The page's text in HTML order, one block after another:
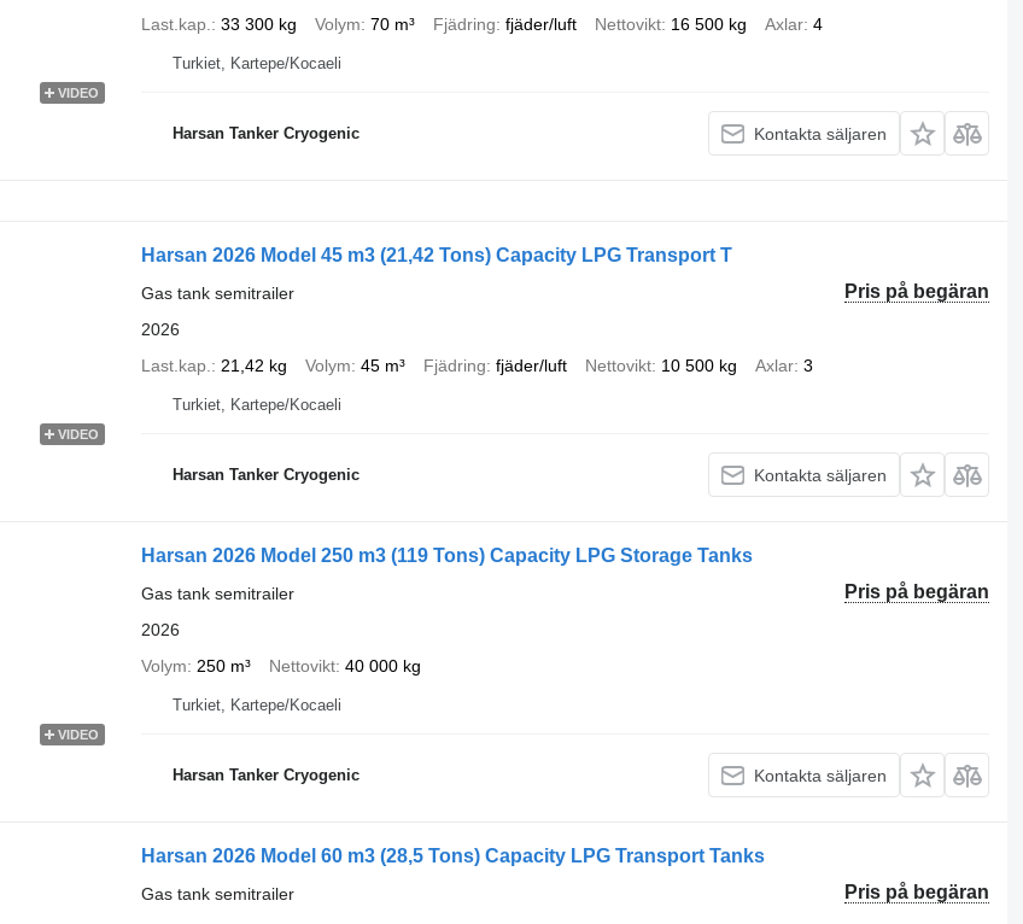
VIDEO
Last.kap. 33 300 kg Volym 70 m³ Fjädring fjäder/luft Nettovikt 16 500 kg Axlar 4
Turkiet, Kartepe/Kocaeli
Harsan Tanker Cryogenic Kontakta säljaren
VIDEO
Harsan 2026 Model 45 m3 (21,42 Tons) Capacity LPG Transport T
Pris på begäran
Gas tank semitrailer
2026
Last.kap.
21,42 kg Volym 45 m³ Fjädring fjäder/luft Nettovikt 10 500 kg Axlar 3
Turkiet, Kartepe/Kocaeli
Harsan Tanker Cryogenic Kontakta säljaren
VIDEO
Harsan 2026 Model 250 m3 (119 Tons) Capacity LPG Storage Tanks
Pris på begäran
Gas tank semitrailer
2026
Volym
250 m³ Nettovikt 40 000 kg
Turkiet, Kartepe/Kocaeli
Harsan Tanker Cryogenic Kontakta säljaren
Harsan 2026 Model 60 m3 (28,5 Tons) Capacity LPG Transport Tanks
Pris på begäran
Gas tank semitrailer